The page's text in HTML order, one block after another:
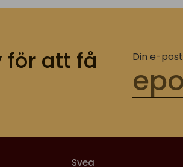
för att få
Din e-post
Svea